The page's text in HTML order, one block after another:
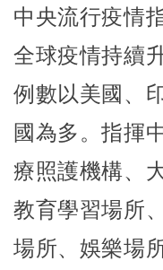
中央流行疫情
全球疫情持續
例數以美國、
國為多。指揮
療照護機構、
教育學習場所
場所、娛樂場